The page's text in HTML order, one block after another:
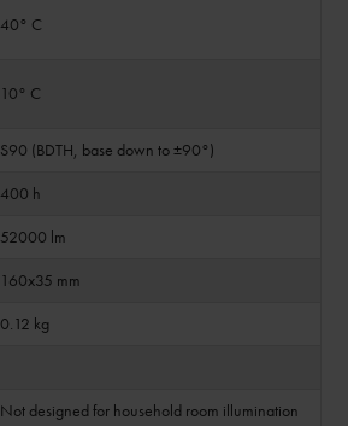
40° C
10° C
S90 (BDTH, base down to ±90°)
400 h
52000 lm
160x35 mm
0.12 kg
Not designed for household room illumination